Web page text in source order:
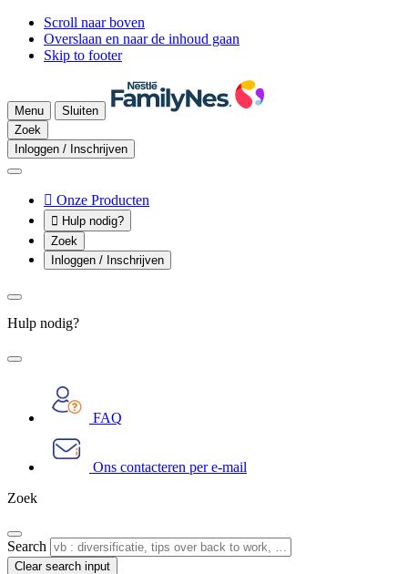
Scroll naar boven
Overslaan en naar de inhoud gaan
Skip to footer
Menu
Sluiten
Zoek
Inloggen / Inschrijven
 Onze Producten
 Hulp nodig?
Zoek
Inloggen / Inschrijven
Hulp nodig?
FAQ
Ons contacteren per e-mail
Zoek
Search
Clear search input